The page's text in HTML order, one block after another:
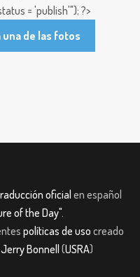
= 'publish'"); ?>
de las fotos
oficialen español
of the Day".
políticas de uso creado
Jerry Bonnell (USRA)